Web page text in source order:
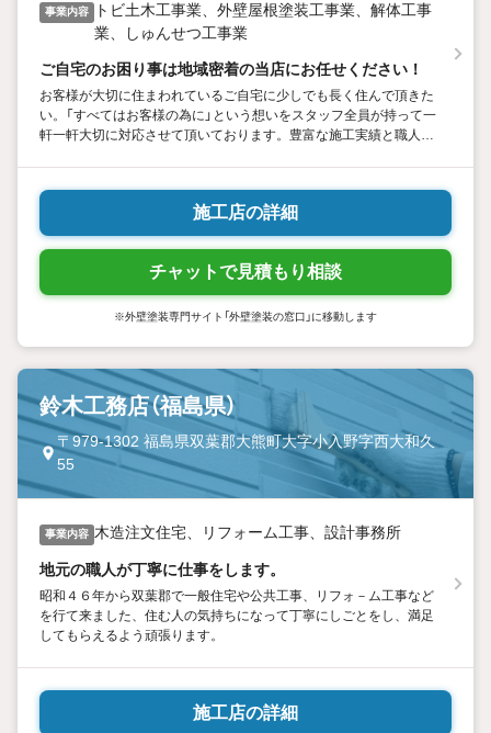
事業内容 トビ土木工事業、外壁屋根塗装工事業、解体工事
業、しゅんせつ工事業
ご自宅のお困り事は地域密着の当店にお任せください！
お客様が大切に住まわれているご自宅に少しでも長く住んで頂きた
い。「すべてはお客様の為に」という想いをスタッフ全員が持って一
軒一軒大切に対応させて頂いております。豊富な施工実績と職人の
施工店の詳細
チャットで見積もり相談
※外壁塗装専門サイト「外壁塗装の窓口」に移動します
鈴木工務店（福島県）
〒979-1302 福島県双葉郡大熊町大字小入野字西大和久
55
事業内容 木造注文住宅、リフォーム工事、設計事務所
地元の職人が丁寧に仕事をします。
昭和４６年から双葉郡で一般住宅や公共工事、リフォ－ム工事など
を行て来ました、住む人の気持ちになって丁寧にしごとをし、満足
してもらえるよう頑張ります。
施工店の詳細